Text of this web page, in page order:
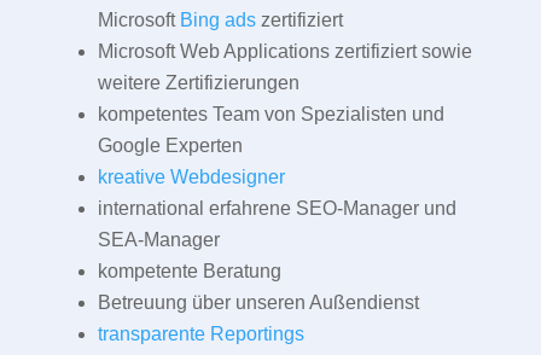
Microsoft Bing adszertifiziert
Microsoft Web Applications zertifiziert sowie
weitere Zertifizierungen
kompetentes Team von Spezialisten und
Google Experten
kreative Webdesigner
international erfahrene SEO-Manager und
SEA-Manager
kompetente Beratung
Betreuung über unseren Außendienst
transparente Reportings